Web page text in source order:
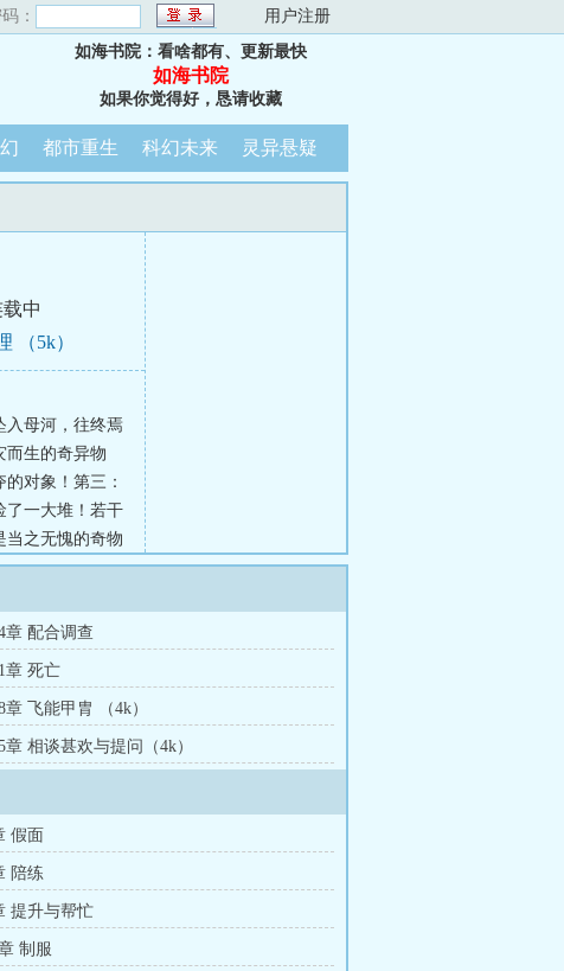
： 用户注册
如海书院：看啥都有、更新最快
如海书院
如果你觉得好，恳请收藏
都市重生 科幻未来 灵异悬疑
中
（5k）
入母河，往终焉
而生的奇异物
对象！第三：
一大堆！若干
当之无愧的奇物
章 配合调查
章 死亡
章 飞能甲胄 （4k）
章 相谈甚欢与提问（4k）
假面
陪练
提升与帮忙
制服